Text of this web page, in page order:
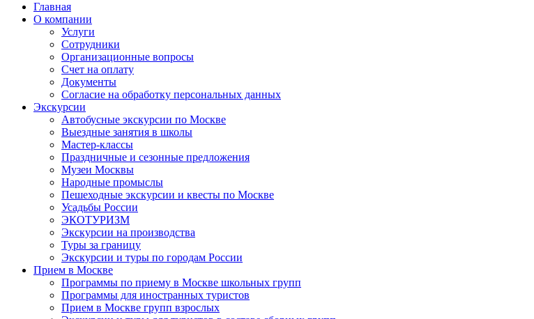
Главная
О компании
Услуги
Сотрудники
Организационные вопросы
Счет на оплату
Документы
Согласие на обработку персональных данных
Экскурсии
Автобусные экскурсии по Москве
Выездные занятия в школы
Мастер-классы
Праздничные и сезонные предложения
Музеи Москвы
Народные промыслы
Пешеходные экскурсии и квесты по Москве
Усадьбы России
ЭКОТУРИЗМ
Экскурсии на производства
Туры за границу
Экскурсии и туры по городам России
Прием в Москве
Программы по приему в Москве школьных групп
Программы для иностранных туристов
Прием в Москве групп взрослых